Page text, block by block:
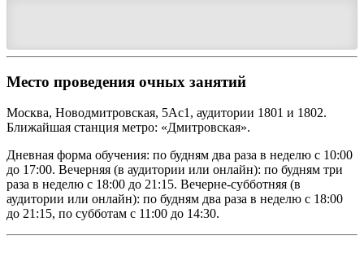
Место проведения очных занятий
Москва, Новодмитровская, 5Ас1, аудитории 1801 и 1802.
Ближайшая станция метро: «Дмитровская».
Дневная форма обучения: по будням два раза в неделю с 10:00
до 17:00. Вечерняя (в аудитории или онлайн): по будням три
раза в неделю с 18:00 до 21:15. Вечерне-субботняя (в
аудитории или онлайн): по будням два раза в неделю с 18:00
до 21:15, по субботам с 11:00 до 14:30.